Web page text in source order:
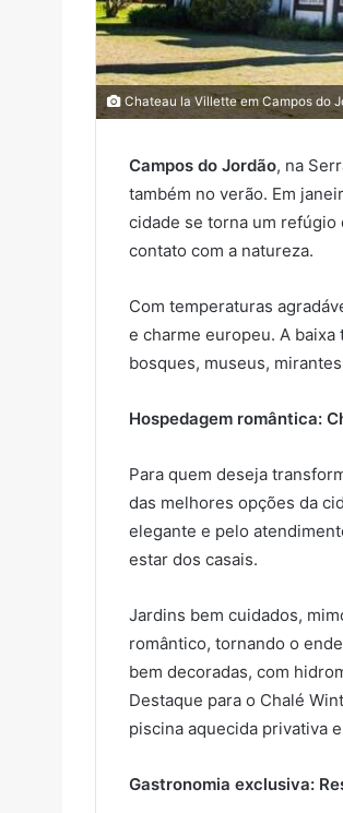
Chateau la Villette em Campos do
Campos do Jordão, na
também no verão. Em
cidade se torna um
contato com a natureza.
Com temperaturas
e charme europeu. A
bosques, museus,
Hospedagem romântica:
Para quem deseja
das melhores opções da
elegante e pelo
estar dos casais.
Jardins bem cuidados,
romântico, tornando o
bem decoradas, com
Destaque para o Chalé
piscina aquecida privativa
Gastronomia exclusiva: